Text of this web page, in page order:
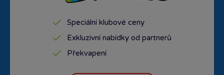
Speciální klubové ceny
Exkluzivní nabídky od partnerů
Překvapení